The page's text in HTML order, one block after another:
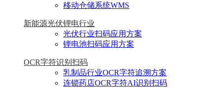
移动仓储系统WMS
新能源光伏锂电行业
光伏行业扫码应用方案
锂电池扫码应用方案
OCR字符识别扫码
乳制品行业OCR字符追溯方案
连锁药店OCR字符AI识别扫码